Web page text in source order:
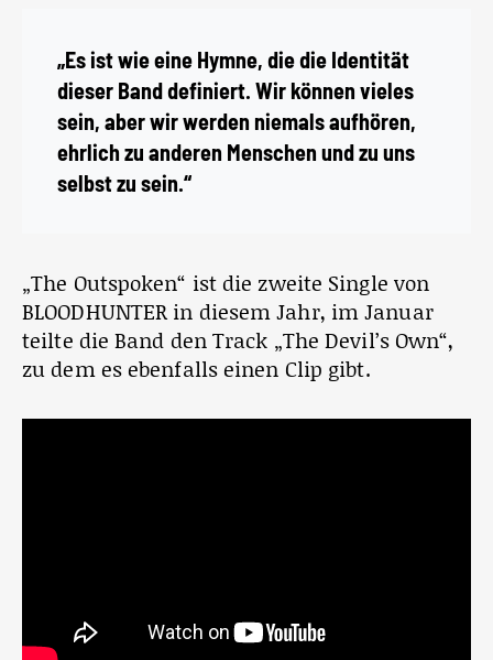
„Es ist wie eine Hymne, die die Identität
dieser Band definiert. Wir können vieles
sein, aber wir werden niemals aufhören,
ehrlich zu anderen Menschen und zu uns
selbst zu sein.“
„The Outspoken“ ist die zweite Single von
BLOODHUNTER in diesem Jahr, im Januar
teilte die Band den Track „The Devil’s Own“,
zu dem es ebenfalls einen Clip gibt.